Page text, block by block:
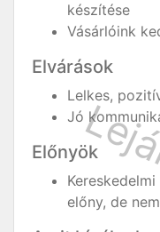
készítése
Vásárlóink
Elvárások
Lelkes,
Jó
Előnyök
előny, de